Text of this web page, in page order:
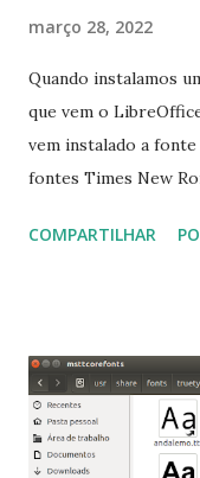
março 28, 2022
Quando instalamos
que vem o
vem instalado a
fontes Times New
a Associação
que contém essas
terminal e execute o
mscorefonts-
COMPARTILHAR